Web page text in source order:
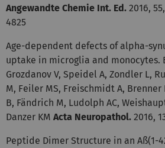
Angewandte Chemie Int. Ed. 2016,
4825
Age-dependent defects of alpha-
uptake in microglia and monocytes.
Grozdanov V, Speidel A, Zondler L,
M, Feiler MS, Freischmidt A, Brenner
B, Fändrich M, Ludolph AC,
Danzer KM Acta Neuropathol. 2016,
Peptide Dimer Structure in an Aß(1-